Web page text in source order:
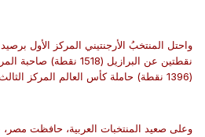
نقطتين عن البرازيل (1518
وعلى صعيد المنتخبات العربية، حافظت مصر،